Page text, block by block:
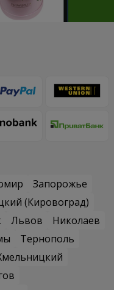
Запорожье
(Кировоград)
Львов
Николаев
Тернополь